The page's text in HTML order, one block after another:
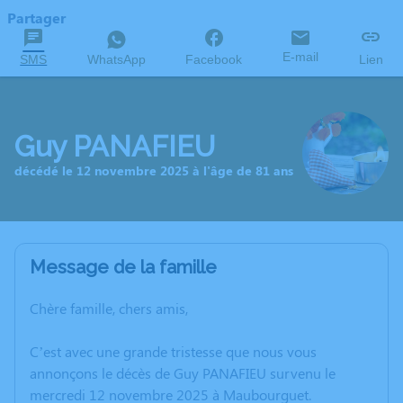
Partager
SMS WhatsApp Facebook E-mail Lien
Guy PANAFIEU
décédé le 12 novembre 2025 à l'âge de 81 ans
Message de la famille
Chère famille, chers amis,
C’est avec une grande tristesse que nous vous
annonçons le décès de Guy PANAFIEU survenu le
mercredi 12 novembre 2025 à Maubourguet.